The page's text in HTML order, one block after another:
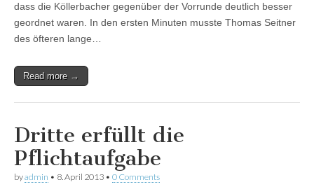
dass die Köllerbacher gegenüber der Vorrunde deutlich besser
geordnet waren. In den ersten Minuten musste Thomas Seitner
des öfteren lange…
Read more →
Dritte erfüllt die
Pflichtaufgabe
byadmin • 8. April 2013 • 0 Comments